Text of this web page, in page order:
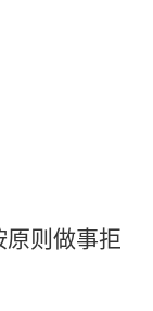
原则做事拒